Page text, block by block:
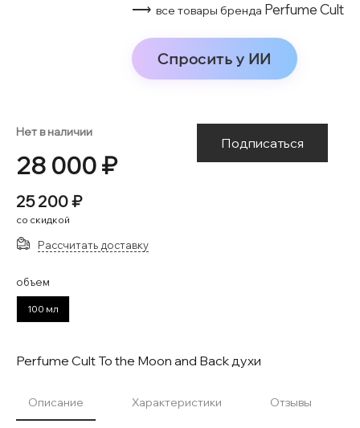
⟶ все товары бренда Perfume Cult
Спросить у ИИ
Нет в наличии
28 000 ₽
25 200 ₽
со скидкой
Подписаться
Рассчитать доставку
объем
100 мл
Perfume Cult To the Moon and Back духи
Описание Характеристики Отзывы